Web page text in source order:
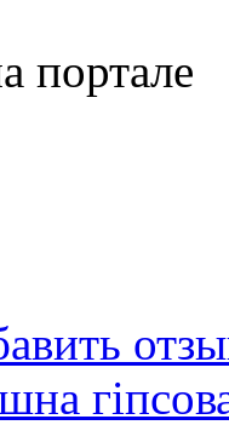
портале